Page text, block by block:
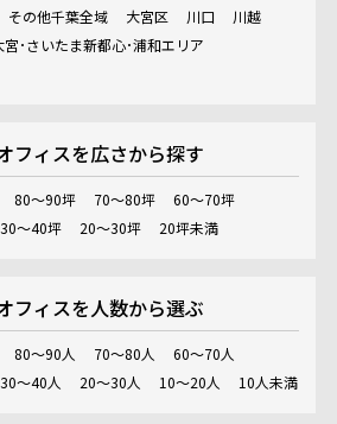
その他千葉全域 大宮区 川口
川越
宮･さいたま新都心･浦和エリア
フィスを広さから探す
80～90坪 70～80坪
60～70坪
30～40坪 20～30坪 20坪未満
フィスを人数から選ぶ
80～90人 70～80人
60～70人
30～40人 20～30人 10～20人 10人未満